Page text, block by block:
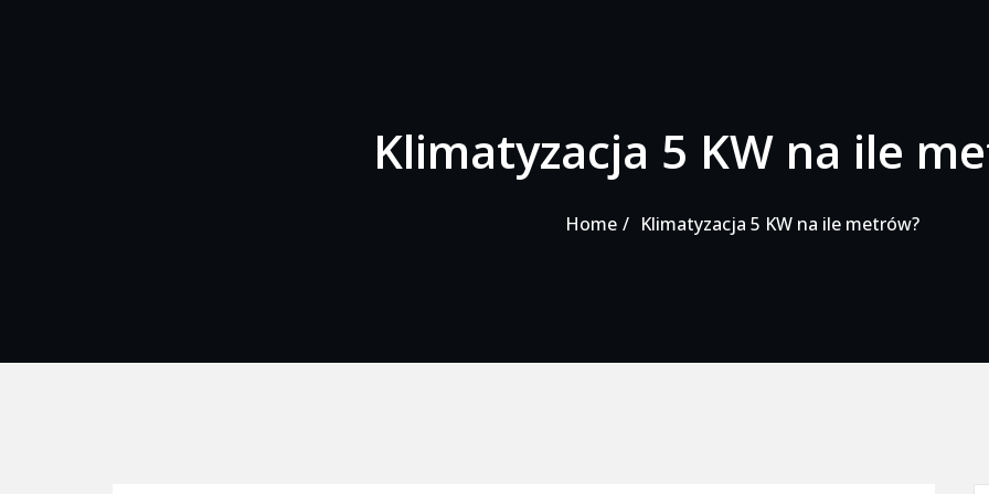
Klimatyzacja 5 KW na ile
Home Klimatyzacja 5 KW na ile metrów?